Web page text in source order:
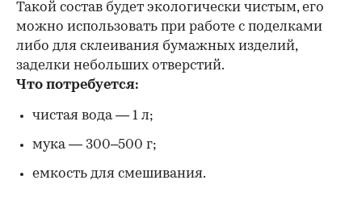
Такой состав будет экологически чистым, его
можно использовать при работе с поделками
либо для склеивания бумажных изделий,
заделки небольших отверстий.
Что потребуется:
чистая вода — 1 л;
мука — 300–500 г;
емкость для смешивания.